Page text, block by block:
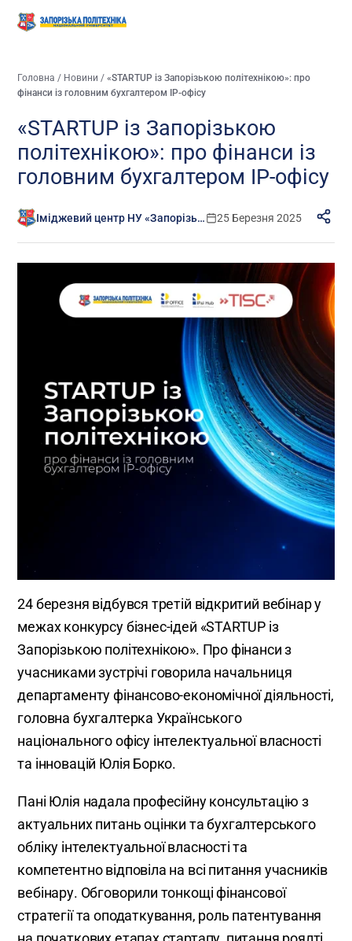
Головна / Новини /«STARTUP із Запорізькою політехнікою»: про
фінанси із головним бухгалтером IP-офісу
«STARTUP із Запорізькою
політехнікою»: про фінанси із
головним бухгалтером IP-офісу
Іміджевий центр НУ «Запорізька політехніка» 25 Березня 2025
24 березня відбувся третій відкритий вебінар у
межах конкурсу бізнес-ідей «STARTUP із
Запорізькою політехнікою». Про фінанси з
учасниками зустрічі говорила начальниця
департаменту фінансово-економічної діяльності,
головна бухгалтерка Українського
національного офісу інтелектуальної власності
та інновацій Юлія Борко.
Пані Юлія надала професійну консультацію з
актуальних питань оцінки та бухгалтерського
обліку інтелектуальної власності та
компетентно відповіла на всі питання учасників
вебінару. Обговорили тонкощі фінансової
стратегії та оподаткування, роль патентування